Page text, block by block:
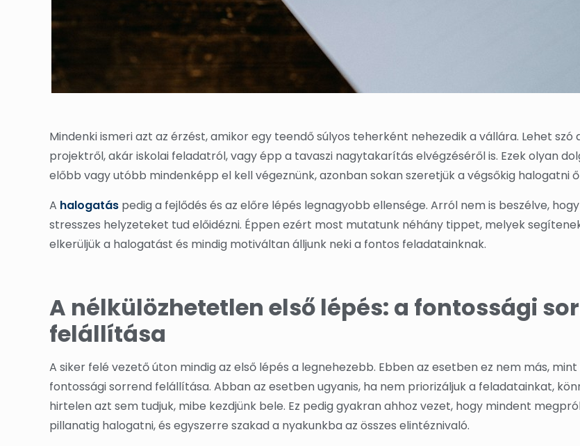
Mindenki ismeri azt az érzést, amikor egy teendő súlyos teherként nehezedik a vállára. Lehet szó
projektről, akár iskolai feladatról, vagy épp a tavaszi nagytakarítás elvégzéséről is. Ezek olyan
előbb vagy utóbb mindenképp el kell végeznünk, azonban sokan szeretjük a végsőkig halogatni
A halogatás pedig a fejlődés és az előre lépés legnagyobb ellensége. Arról nem is beszélve,
stresszes helyzeteket tud előidézni. Éppen ezért most mutatunk néhány tippet, melyek
elkerüljük a halogatást és mindig motiváltan álljunk neki a fontos feladatainknak.
A nélkülözhetetlen első lépés: a fontossági
felállítása
A siker felé vezető úton mindig az első lépés a legnehezebb. Ebben az esetben ez nem más,
fontossági sorrend felállítása. Abban az esetben ugyanis, ha nem priorizáljuk a feladatainkat,
hirtelen azt sem tudjuk, mibe kezdjünk bele. Ez pedig gyakran ahhoz vezet, hogy mindent
pillanatig halogatni, és egyszerre szakad a nyakunkba az összes elintéznivaló.